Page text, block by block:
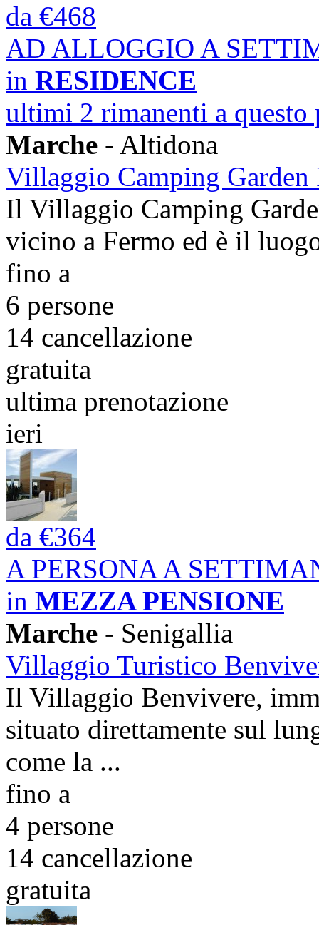
da €468
AD ALLOGGIO A
in RESIDENCE
ultimi 2 rimanenti a questo
Marche - Altidona
Villaggio Camping Garden
Il Villaggio Camping
vicino a Fermo ed è il
fino a
6 persone
14 cancellazione
gratuita
ultima prenotazione
ieri
da €364
A PERSONA A
in MEZZA PENSIONE
Marche - Senigallia
Villaggio Turistico
Il Villaggio Benvivere,
situato direttamente sul
come la ...
fino a
4 persone
14 cancellazione
gratuita